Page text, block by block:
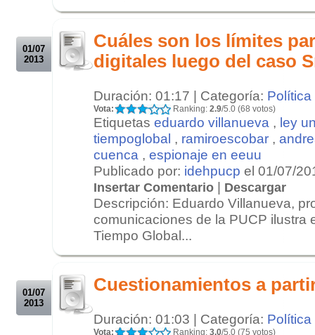
01/07
2013
Cuáles son los límites
digitales luego del caso
Duración: 01:17 | Categoría: Política
Vota: Ranking: 2.9/5.0 (68 votos)
Etiquetas eduardo villanueva , ley
tiempoglobal , ramiroescobar ,
cuenca , espionaje en eeuu
Publicado por: idehpucp el 01/07/
Insertar Comentario | Descargar
Descripción: Eduardo Villanueva,
comunicaciones de la PUCP ilustra
Tiempo Global...
01/07
2013
Cuestionamientos a
Duración: 01:03 | Categoría: Política
Vota: Ranking: 3.0/5.0 (75 votos)